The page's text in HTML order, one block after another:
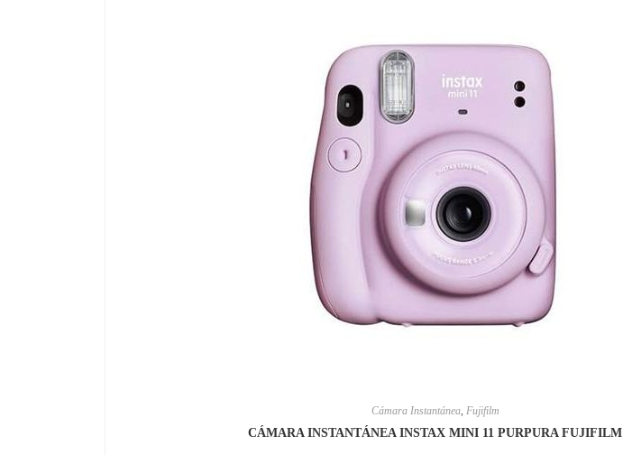
Cámara Instantánea, Fujifilm
CÁMARA INSTANTÁNEA INSTAX MINI 11 PURPURA FUJIFILM